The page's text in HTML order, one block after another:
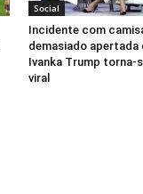
Social
Incidente com
demasiado apertada
Ivanka Trump torna-
viral